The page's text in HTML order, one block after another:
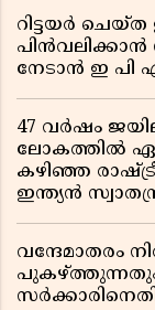
റിട്ടയർ
നേടാൻ ഇ പി
47 വർഷം
ലോകത്തിൽ
കഴിഞ്ഞ
ഇന്ത്യൻ
വന്ദേമാതരം